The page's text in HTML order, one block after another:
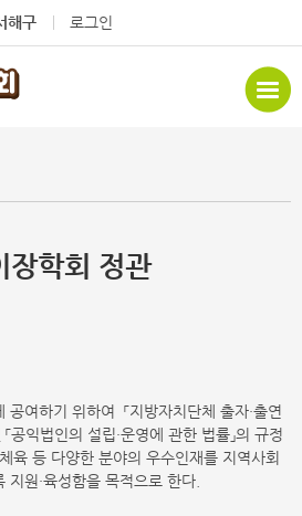
해구 로그인
장학회 정관
여하기 위하여 「지방자치단체 출자·출연
공익법인의 설립·운영에 관한 법률」의 규정
육 등 다양한 분야의 우수인재를 지역사회
원·육성함을 목적으로 한다.